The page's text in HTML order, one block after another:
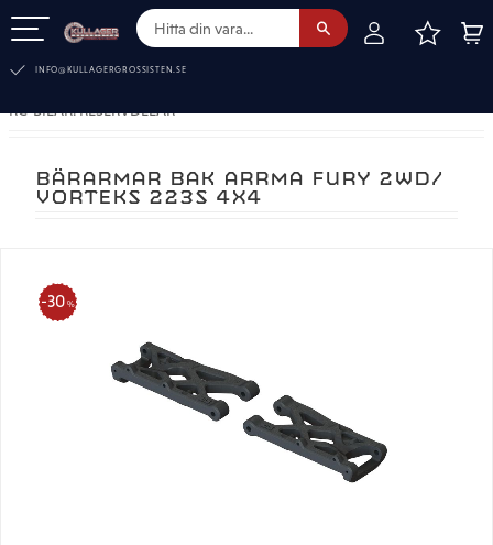
INFO@KULLAGERGROSSISTEN.SE
RC-BILAR. RESERVDELAR
BÄRARMAR BAK ARRMA FURY 2WD/
VORTEKS 223S 4X4
30 %